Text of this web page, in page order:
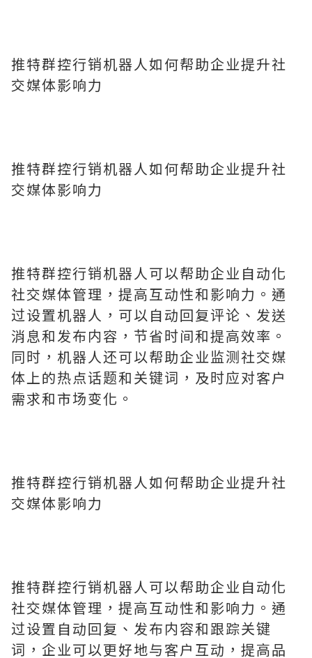
推特群控行销机器人如何帮助企业提升社
交媒体影响力
推特群控行销机器人如何帮助企业提升社
交媒体影响力
推特群控行销机器人可以帮助企业自动化
社交媒体管理，提高互动性和影响力。通
过设置机器人，可以自动回复评论、发送
消息和发布内容，节省时间和提高效率。
同时，机器人还可以帮助企业监测社交媒
体上的热点话题和关键词，及时应对客户
需求和市场变化。
推特群控行销机器人如何帮助企业提升社
交媒体影响力
推特群控行销机器人可以帮助企业自动化
社交媒体管理，提高互动性和影响力。通
过设置自动回复、发布内容和跟踪关键
词，企业可以更好地与客户互动，提高品